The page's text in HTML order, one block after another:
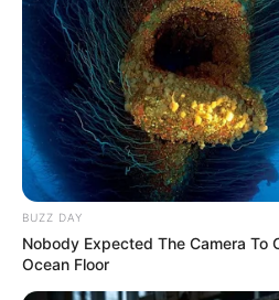
Puede leer: Petro acusa al
BUZZ DAY
Nobody Expected The Camera To
Ocean Floor